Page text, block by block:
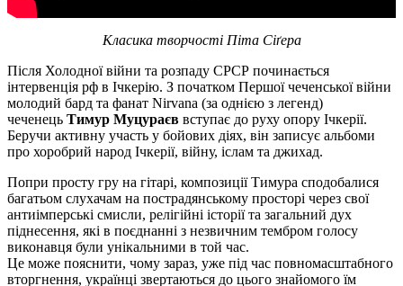
Класика творчості Піта Сіґера
Після Холодної війни та розпаду СРСР починається
інтервенція рф в Ічкерію. З початком Першої чеченської війни
молодий бард та фанат Nirvana (за однією з легенд)
чеченець Тимур Муцураєв вступає до руху опору Ічкерії.
Беручи активну участь у бойових діях, він записує альбоми
про хоробрий народ Ічкерії, війну, іслам та джихад.
Попри просту гру на гітарі, композиції Тимура сподобалися
багатьом слухачам на пострадянському просторі через свої
антиімперські смисли, релігійні історії та загальний дух
піднесення, які в поєднанні з незвичним тембром голосу
виконавця були унікальними в той час.
Це може пояснити, чому зараз, уже під час повномасштабного
вторгнення, українці звертаються до цього знайомого їм